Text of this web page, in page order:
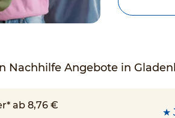
Nachhilfe Angebote in
ab 8,76 €
★